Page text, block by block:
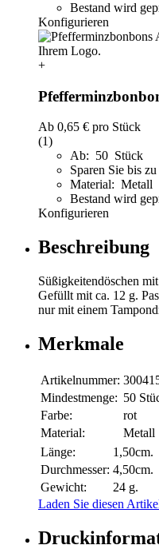
Bestand wird
Konfigurieren
+
Ab 0,65 € pro Stück
(1)
Ab: 50 Stück
Sparen Sie bis
Material: Metall
Bestand wird
Konfigurieren
Beschreibung
Süßigkeitendöschen
Gefüllt mit ca. 12 g.
nur mit einem
Merkmale
Artikelnummer:
Mindestmenge: 50
Farbe:
rot
Material:
Metall
Länge:
1,50cm.
Durchmesser: 4,50cm.
Gewicht:
24 g.
Laden Sie diesen